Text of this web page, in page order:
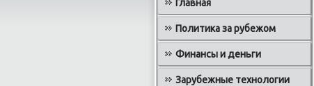
Главная
Политика за рубежом
Финансы и деньги
Зарубежные технологии